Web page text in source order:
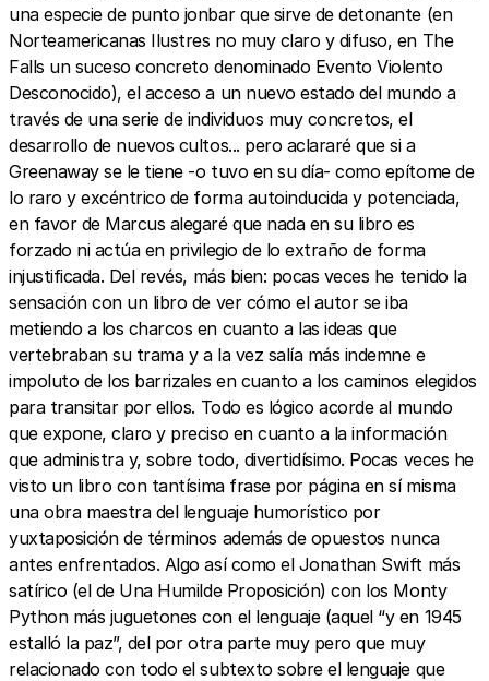
una especie de punto jonbar que sirve de detonante (en
Norteamericanas Ilustres no muy claro y difuso, en The
Falls un suceso concreto denominado Evento Violento
Desconocido), el acceso a un nuevo estado del mundo a
través de una serie de individuos muy concretos, el
desarrollo de nuevos cultos... pero aclararé que si a
Greenaway se le tiene -o tuvo en su día- como epítome de
lo raro y excéntrico de forma autoinducida y potenciada,
en favor de Marcus alegaré que nada en su libro es
forzado ni actúa en privilegio de lo extraño de forma
injustificada. Del revés, más bien: pocas veces he tenido la
sensación con un libro de ver cómo el autor se iba
metiendo a los charcos en cuanto a las ideas que
vertebraban su trama y a la vez salía más indemne e
impoluto de los barrizales en cuanto a los caminos elegidos
para transitar por ellos. Todo es lógico acorde al mundo
que expone, claro y preciso en cuanto a la información
que administra y, sobre todo, divertidísimo. Pocas veces he
visto un libro con tantísima frase por página en sí misma
una obra maestra del lenguaje humorístico por
yuxtaposición de términos además de opuestos nunca
antes enfrentados. Algo así como el Jonathan Swift más
satírico (el de Una Humilde Proposición) con los Monty
Python más juguetones con el lenguaje (aquel “y en 1945
estalló la paz”, del por otra parte muy pero que muy
relacionado con todo el subtexto sobre el lenguaje que